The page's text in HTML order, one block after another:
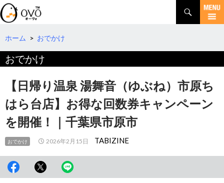
検
索
コ
テ
ツ
へ
ホーム > おでかけ
おでかけ
【日帰り温泉 湯舞音（ゆぶね）市原ち
はら台店】お得な回数券キャンペーン
を開催！｜千葉県市原市
おでかけ 2026年2月15日 TABIZINE